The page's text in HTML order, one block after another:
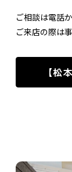
ご相談は電話
ご来店の際は
【松